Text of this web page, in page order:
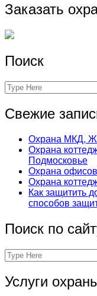
Заказать
Поиск
Свежие
Охрана МКД,
Охрана
Подмосковье
Охрана
Охрана
Как защитить
способов
Поиск по
Услуги